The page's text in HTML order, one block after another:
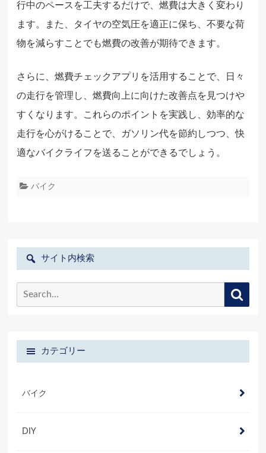
行中のペースを工夫するだけで、燃費は大きく変わり
ます。また、タイヤの空気圧を適正に保ち、不要な荷
物を減らすことでも燃費の改善が期待できます。
さらに、燃費チェックアプリを活用することで、日々
の走行を管理し、燃費向上に向けた改善点を見つけや
すくなります。これらのポイントを実践し、効率的な
走行を心がけることで、ガソリン代を節約しつつ、快
適なバイクライフを送ることができるでしょう。
バイク
サイト内検索
カテゴリー
バイク
DIY